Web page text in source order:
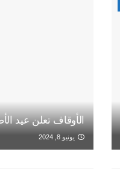
الأوقاف تعلن عيد الأضحى
يونيو 8, 2024